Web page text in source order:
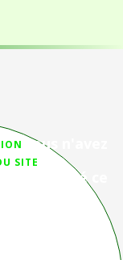
SITE
Vous n'avez
pas
trouvé ce